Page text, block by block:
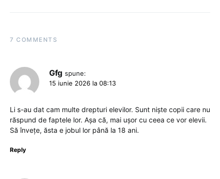
7 COMMENTS
Gfg spune:
15 iunie 2026 la 08:13
Li s-au dat cam multe drepturi elevilor. Sunt niște copii care nu
răspund de faptele lor. Așa că, mai ușor cu ceea ce vor elevii.
Să învețe, ăsta e jobul lor până la 18 ani.
Reply